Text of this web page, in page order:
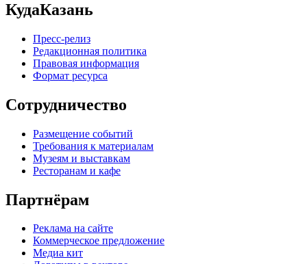
КудаКазань
Пресс-релиз
Редакционная политика
Правовая информация
Формат ресурса
Сотрудничество
Размещение событий
Требования к материалам
Музеям и выставкам
Ресторанам и кафе
Партнёрам
Реклама на сайте
Коммерческое предложение
Медиа кит